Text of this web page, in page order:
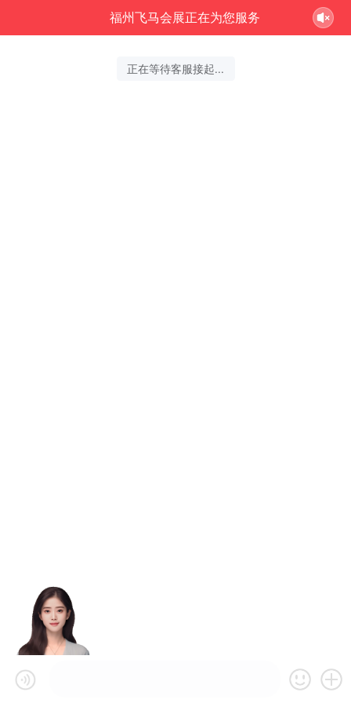
福州飞马会展正在为您服务
正在等待客服接起...